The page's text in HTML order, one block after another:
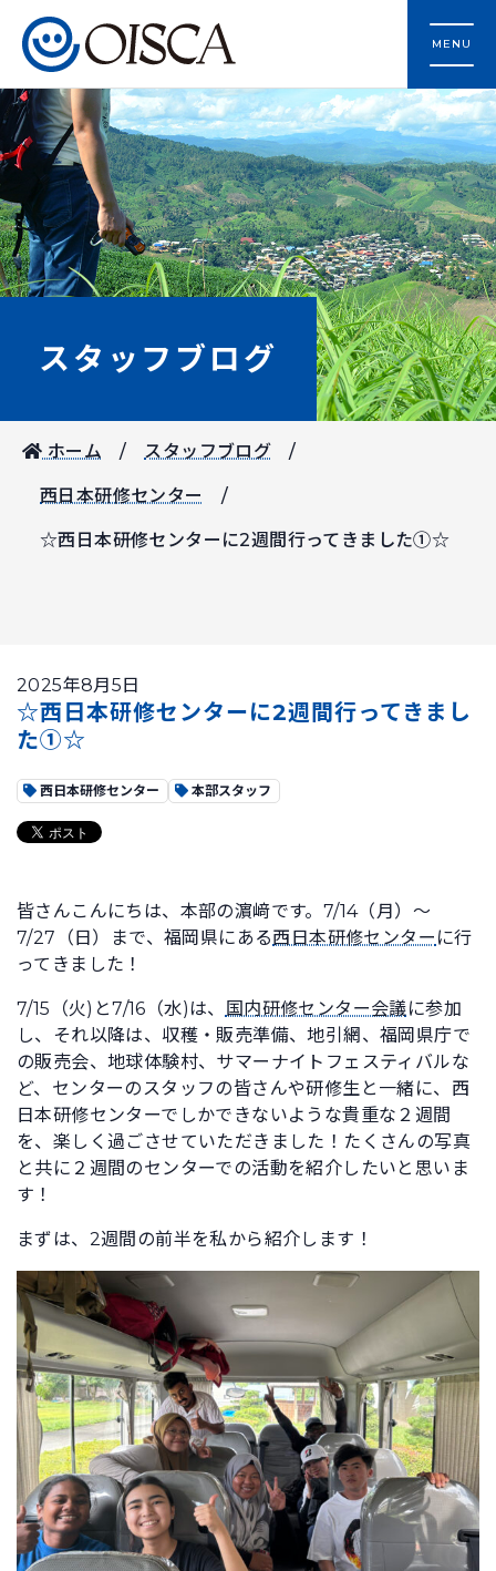
MENU
スタッフブログ
ホーム スタッフブログ
西日本研修センター
☆西日本研修センターに2週間行ってきました①☆
2025年8月5日
☆西日本研修センターに2週間行ってきまし
た①☆
西日本研修センター 本部スタッフ
皆さんこんにちは、本部の濵﨑です。7/14（月）～
7/27（日）まで、福岡県にある西日本研修センター に行
ってきました！
7/15（火)と7/16（水)は、 国内研修センター会議に参加
し、それ以降は、収穫・販売準備、地引網、福岡県庁で
の販売会、地球体験村、サマーナイトフェスティバルな
ど、センターのスタッフの皆さんや研修生と一緒に、西
日本研修センターでしかできないような貴重な２週間
を、楽しく過ごさせていただきました！たくさんの写真
と共に２週間のセンターでの活動を紹介したいと思いま
す！
まずは、2週間の前半を私から紹介します！